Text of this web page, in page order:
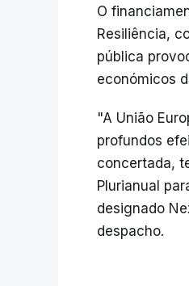
O
Resiliência,
pública
económicos
"A União
profundos
concertada,
Plurianual
designado
despacho.